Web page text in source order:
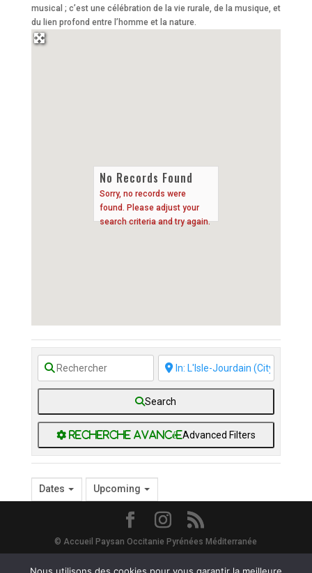
musical ; c’est une célébration de la vie rurale, de la musique, et
du lien profond entre l’homme et la nature.
No Records Found
Sorry, no records were
found. Please adjust your
search criteria and try again.
Search
Advanced Filters
Dates Upcoming
© Accueil Paysan Occitanie Pyrénées Méditerranée
Site Map Mentions Légales - - Avec le soutien de